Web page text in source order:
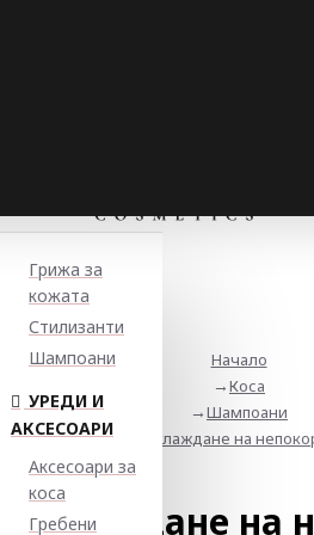
Грижа за
кожата
Стилизанти
Шампоани
УРЕДИ И
АКСЕСОАРИ
Аксесоари за
коса
Гребени
Начало
Коса
Шампоани
За изглаждане на
изглаждане на